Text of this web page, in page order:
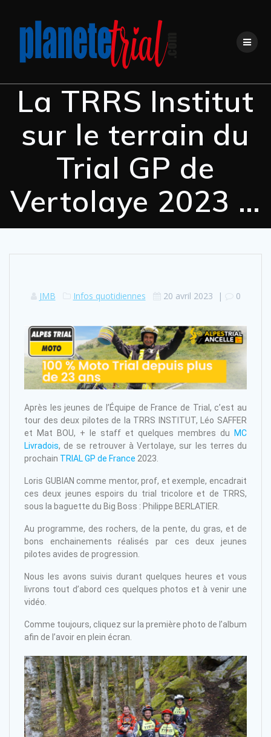
La TRRS Institut
sur le terrain du
Trial GP de
Vertolaye 2023 …
JMB Infos quotidiennes 20 avril 2023 | 0
Après les jeunes de l’Équipe de France de Trial, c’est au
tour des deux pilotes de la TRRS INSTITUT, Léo SAFFER
et Mat BOU, + le staff et quelques membres du
MC
Livradois, de se retrouver à Vertolaye, sur les terres du
prochain TRIAL GP de France 2023.
Loris GUBIAN comme mentor, prof, et exemple, encadrait
ces deux jeunes espoirs du trial tricolore et de TRRS,
sous la baguette du Big Boss : Philippe BERLATIER.
Au programme, des rochers, de la pente, du gras, et de
bons enchainements réalisés par ces deux jeunes
pilotes avides de progression.
Nous les avons suivis durant quelques heures et vous
livrons tout d’abord ces quelques photos et à venir une
vidéo.
Comme toujours, cliquez sur la première photo de l’album
afin de l’avoir en plein écran.